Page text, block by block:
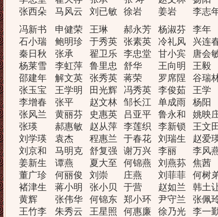
张西朵
马风云
刘已敏
徐岩
姜岩
李志
冯新书
石小瑞
秦日秋
杨莱雪
邵建年
张玉宝
李增春
张风兰
张瑛
刘学瑛
刘京和
姜新生
董广珍
褚津生
黄辉
王竹李
申健荣
鲍明珍
张承
李虹萍
解文英
王学明
张平
黄丽芬
郝惠敏
袁杰
马明克
谭燕
何丽俊
蒋小明
张伟华
朱秀云
王琳
于秀英
翟卫乐
鲁里忠
张秀英
田光辉
赵文林
史惠英
赵从萍
程惠兰
舒复强
夏大至
刘崇
张小贝
何锦东
王星照
郝永芳
张素英
李忠堂
舒华
蒋荣
冯秀英
邹长江
吕亚平
李莲织
于春花
谢万兴
何锦燕
庄燕
于营
郑小环
何惠廉
杨淑芬
冷礼风
甘小宾
王向明
罗席陧
李俊茹
单成雨
鲁永和
李新锁
刘瑞生
李丽
刘燕荪
刘菲菲
赵如兰
尹守兰
徐乃光
李年
兴连
唐会
王毅
谷瑞
王学
杨阳
姚映
王文
赵爱
李风
焦茜
何树
韩土
张佩
李一